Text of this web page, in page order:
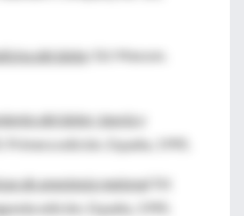
del dolor . Ed. Masson.
del dolor: teoría y
edición. España, 1995.
de anestesia regional. Ed.
edición. España, 1995.